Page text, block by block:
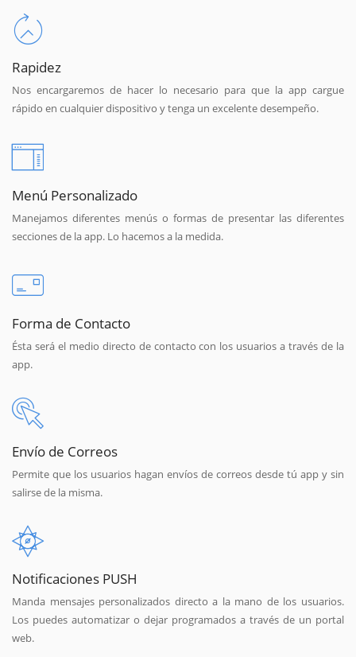
Rapidez
Nos encargaremos de hacer lo necesario para que la app cargue
rápido en cualquier dispositivo y tenga un excelente desempeño.
Menú Personalizado
Manejamos diferentes menús o formas de presentar las diferentes
secciones de la app. Lo hacemos a la medida.
Forma de Contacto
Ésta será el medio directo de contacto con los usuarios a través de la
app.
Envío de Correos
Permite que los usuarios hagan envíos de correos desde tú app y sin
salirse de la misma.
Notificaciones PUSH
Manda mensajes personalizados directo a la mano de los usuarios.
Los puedes automatizar o dejar programados a través de un portal
web.